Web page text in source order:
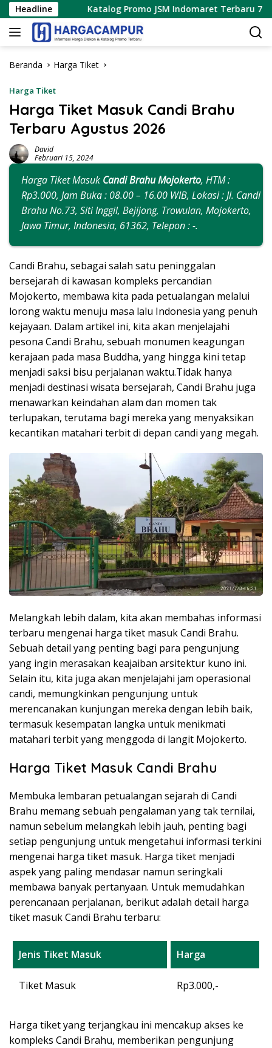
Langsung
ke
konten
HeadlineKatalog Promo JSM Indomaret Terbaru 7 – 9 Agustus
Beranda Harga Tiket
Harga Tiket
Harga Tiket Masuk Candi Brahu
Terbaru Agustus 2026
David
Februari 15, 2024
Harga Tiket Masuk Candi Brahu Mojokerto, HTM :
Rp3.000, Jam Buka : 08.00 – 16.00 WIB, Lokasi : Jl. Candi
Brahu No.73, Siti Inggil, Bejijong, Trowulan, Mojokerto,
Jawa Timur, Indonesia, 61362, Telepon : -.
Candi Brahu, sebagai salah satu peninggalan
bersejarah di kawasan kompleks percandian
Mojokerto, membawa kita pada petualangan melalui
lorong waktu menuju masa lalu Indonesia yang penuh
kejayaan. Dalam artikel ini, kita akan menjelajahi
pesona Candi Brahu, sebuah monumen keagungan
kerajaan pada masa Buddha, yang hingga kini tetap
menjadi saksi bisu perjalanan waktu.Tidak hanya
menjadi destinasi wisata bersejarah, Candi Brahu juga
menawarkan keindahan alam dan momen tak
terlupakan, terutama bagi mereka yang menyaksikan
kecantikan matahari terbit di depan candi yang megah.
Melangkah lebih dalam, kita akan membahas informasi
terbaru mengenai harga tiket masuk Candi Brahu.
Sebuah detail yang penting bagi para pengunjung
yang ingin merasakan keajaiban arsitektur kuno ini.
Selain itu, kita juga akan menjelajahi jam operasional
candi, memungkinkan pengunjung untuk
merencanakan kunjungan mereka dengan lebih baik,
termasuk kesempatan langka untuk menikmati
matahari terbit yang menggoda di langit Mojokerto.
Harga Tiket Masuk Candi Brahu
Membuka lembaran petualangan sejarah di Candi
Brahu memang sebuah pengalaman yang tak ternilai,
namun sebelum melangkah lebih jauh, penting bagi
setiap pengunjung untuk mengetahui informasi terkini
mengenai harga tiket masuk. Harga tiket menjadi
aspek yang paling mendasar namun seringkali
membawa banyak pertanyaan. Untuk memudahkan
perencanaan perjalanan, berikut adalah detail harga
tiket masuk Candi Brahu terbaru:
Jenis Tiket Masuk Harga
Tiket Masuk Rp3.000,-
Harga tiket yang terjangkau ini mencakup akses ke
kompleks Candi Brahu, memberikan pengunjung